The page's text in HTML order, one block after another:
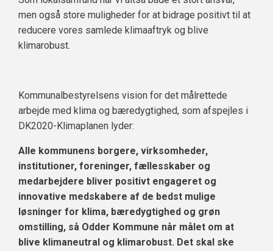
men også store muligheder for at bidrage positivt til at
reducere vores samlede klimaaftryk og blive
klimarobust.
Kommunalbestyrelsens vision for det målrettede
arbejde med klima og bæredygtighed, som afspejles i
DK2020-Klimaplanen lyder:
Alle kommunens borgere, virksomheder,
institutioner, foreninger, fællesskaber og
medarbejdere bliver positivt engageret og
innovative medskabere af de bedst mulige
løsninger for klima, bæredygtighed og grøn
omstilling, så Odder Kommune når målet om at
blive klimaneutral og klimarobust. Det skal ske